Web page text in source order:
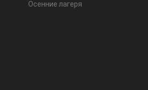
Осенние лагеря